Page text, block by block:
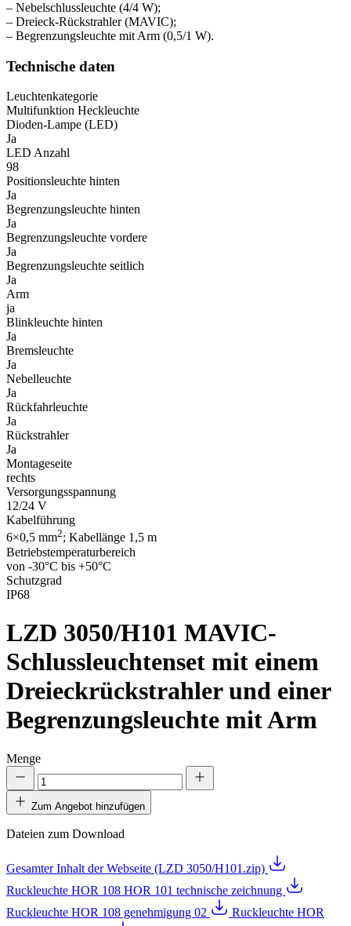
– Nebelschlussleuchte (4/4 W);
– Dreieck-Rückstrahler (MAVIC);
– Begrenzungsleuchte mit Arm (0,5/1 W).
Technische daten
Leuchtenkategorie
Multifunktion Heckleuchte
Dioden-Lampe (LED)
Ja
LED Anzahl
98
Positionsleuchte hinten
Ja
Begrenzungsleuchte hinten
Ja
Begrenzungsleuchte vordere
Ja
Begrenzungsleuchte seitlich
Ja
Arm
ja
Blinkleuchte hinten
Ja
Bremsleuchte
Ja
Nebelleuchte
Ja
Rückfahrleuchte
Ja
Rückstrahler
Ja
Montageseite
rechts
Versorgungsspannung
12/24 V
Kabelführung
6×0,5 mm2; Kabellänge 1,5 m
Betriebstemperaturbereich
von -30°C bis +50°C
Schutzgrad
IP68
LZD 3050/H101 MAVIC-
Schlussleuchtenset mit einem
Dreieckrückstrahler und einer
Begrenzungsleuchte mit Arm
Menge
Zum Angebot hinzufügen
Dateien zum Download
Gesamter Inhalt der Webseite (LZD 3050/H101.zip)
Ruckleuchte HOR 108 HOR 101 technische zeichnung
Ruckleuchte HOR 108 genehmigung 02
Ruckleuchte HOR